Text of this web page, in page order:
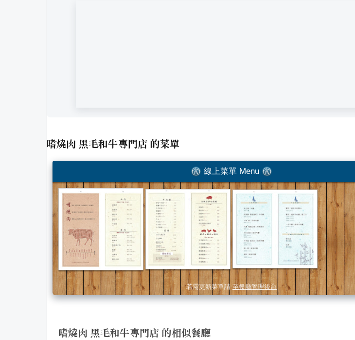
嗜燒肉 黑毛和牛專門店 的菜單
線上菜單 Menu
若需更新菜單請 至餐廳管理後台
嗜燒肉 黑毛和牛專門店 的相似餐廳